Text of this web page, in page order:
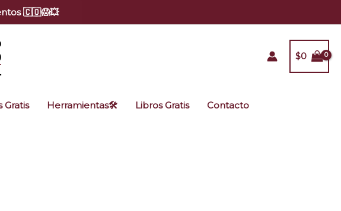
🇨🇴😱💥
$0
Gratis Herramientas🛠️ Libros Gratis Contacto